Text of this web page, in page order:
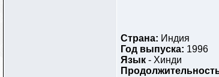
Страна: Индия
Год выпуска: 1996
Язык - Хинди